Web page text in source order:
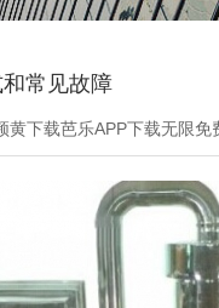
常见故障
频黄下载芭乐APP下载无限